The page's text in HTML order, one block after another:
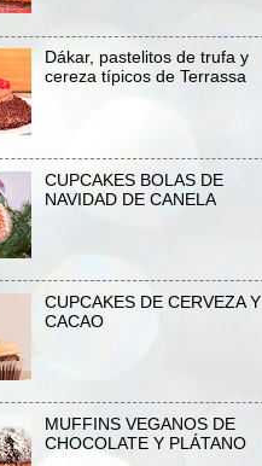
Dákar, pastelitos de trufa y
cereza típicos de Terrassa
CUPCAKES BOLAS DE
NAVIDAD DE CANELA
CUPCAKES DE CERVEZA Y
CACAO
MUFFINS VEGANOS DE
CHOCOLATE Y PLÁTANO